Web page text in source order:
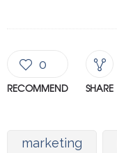
0
RECOMMEND SHARE
marketing